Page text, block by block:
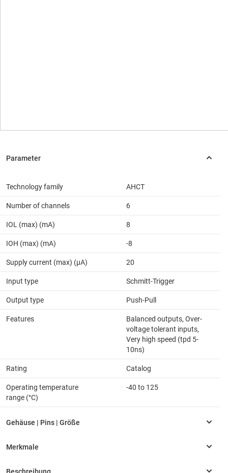
Technology family AHCT
Number of channels 6
IOL (max) (mA) 8
IOH (max) (mA) -8
Supply current (max) (µA) 20
Input type Schmitt-Trigger
Output type Push-Pull
Features
Balanced outputs, Over-
voltage tolerant inputs,
Very high speed (tpd 5-
10ns)
Rating Catalog
Operating temperature
range (°C)
-40 to 125